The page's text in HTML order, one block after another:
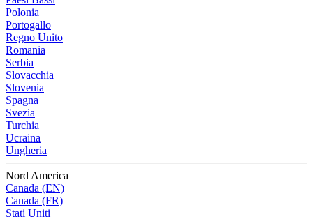
Polonia
Portogallo
Regno Unito
Romania
Serbia
Slovacchia
Slovenia
Spagna
Svezia
Turchia
Ucraina
Ungheria
Nord America
Canada (EN)
Canada (FR)
Stati Uniti